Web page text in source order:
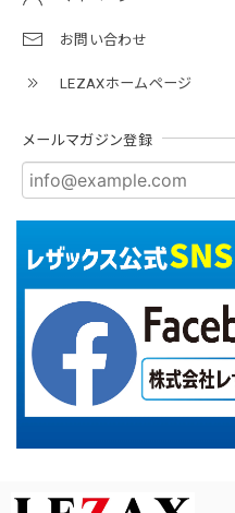
お問い合わせ
LEZAXホームページ
メールマガジン登録